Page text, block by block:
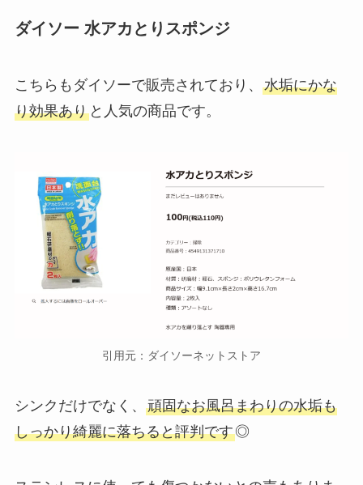
ダイソー 水アカとりスポンジ
こちらもダイソーで販売されており、 水垢にかな
り効果ありと人気の商品です。
引用元：ダイソーネットストア
シンクだけでなく、 頑固なお風呂まわりの水垢も
しっかり綺麗に落ちると評判です◎